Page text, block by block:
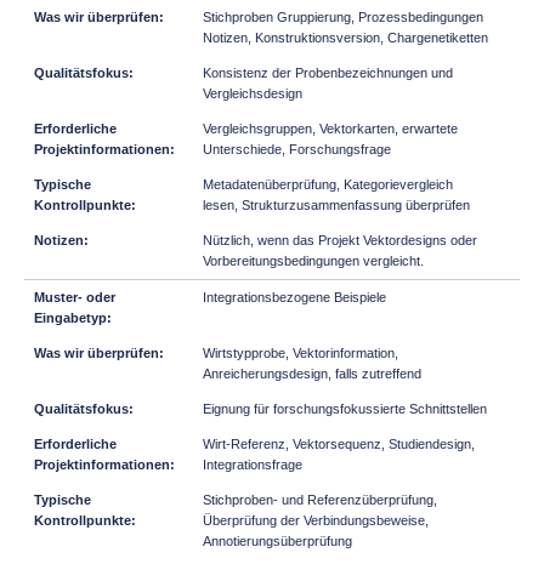
Stichproben Gruppierung, Prozessbedingungen
Notizen, Konstruktionsversion, Chargenetiketten
Konsistenz der Probenbezeichnungen und
Vergleichsdesign
Vergleichsgruppen, Vektorkarten, erwartete
Unterschiede, Forschungsfrage
Metadatenüberprüfung, Kategorievergleich
lesen, Strukturzusammenfassung überprüfen
Nützlich, wenn das Projekt Vektordesigns oder
Vorbereitungsbedingungen vergleicht.
Integrationsbezogene Beispiele
Wirtstypprobe, Vektorinformation,
Anreicherungsdesign, falls zutreffend
Eignung für forschungsfokussierte Schnittstellen
Wirt-Referenz, Vektorsequenz, Studiendesign,
Integrationsfrage
Stichproben- und Referenzüberprüfung,
Überprüfung der Verbindungsbeweise,
Annotierungsüberprüfung